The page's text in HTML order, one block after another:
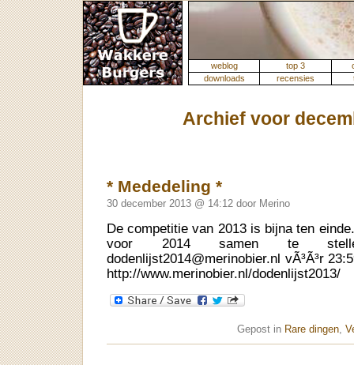
weblog top 3
downloads
recensies
Archief voor
* Mededeling *
30 december 2013 @ 14:12 door Merino
De competitie van 2013 is bijna ten
voor 2014 samen te
dodenlijst2014@merinobier.nl vÃ³Ã³r
http://www.merinobier.nl/dodenlijst2013/
Gepost in Rare dingen,